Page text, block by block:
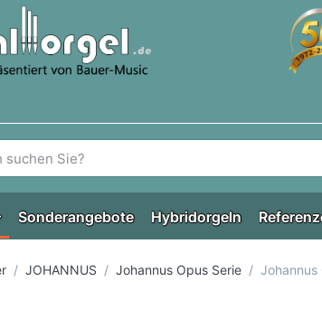
Suchbegriff ein. Während Sie tippen,
Sonderangebote Hybridorgeln
JOHANNUS Johannus Opus Serie Johannus